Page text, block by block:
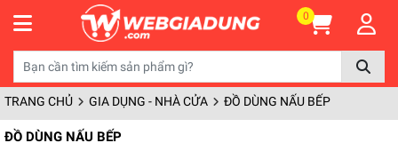
0
TRANG CHỦ GIA DỤNG - NHÀ CỬA ĐỒ DÙNG NẤU BẾP
ĐỒ DÙNG NẤU BẾP